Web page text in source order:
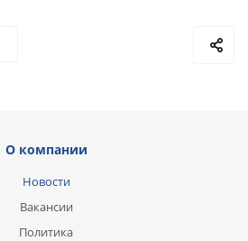
О компании
Новости
Вакансии
Политика